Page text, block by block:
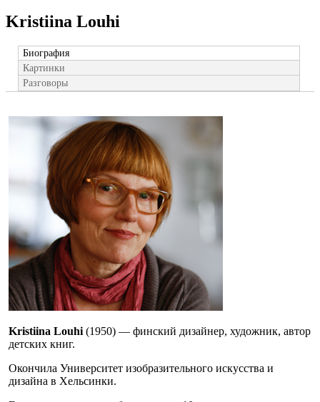
Kristiina Louhi
Биография
Картинки
Разговоры
Kristiina Louhi (1950) — финский дизайнер, художник, автор
детских книг.
Окончила Университет изобразительного искусства и
дизайна в Хельсинки.